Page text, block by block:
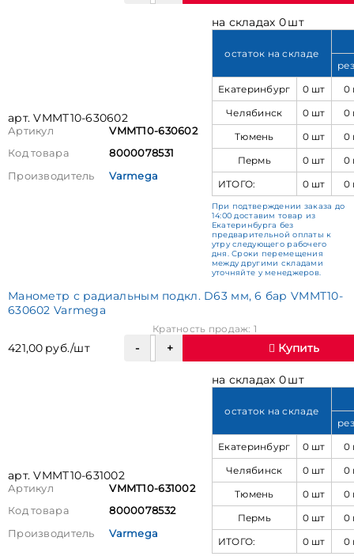
арт. VMMT10-630602
Артикул
VMMT10-630602
Код товара
8000078531
Производитель
Varmega
на складах 0 шт
остаток на складе
Екатеринбург
0 шт
0
Челябинск
0 шт
0
Тюмень
0 шт
0
Пермь
0 шт
0
ИТОГО:
0 шт 0
При подтверждении заказа до
14:00 доставим товар из
Екатеринбурга без
предварительной оплаты к
утру следующего рабочего
дня. Сроки перемещения
между другими складами
уточняйте у менеджеров.
Манометр с радиальным подкл. D63 мм, 6 бар VMMT10-
630602 Varmega
421,00 руб./шт
Кратность продаж: 1
Купить
арт. VMMT10-631002
Артикул
VMMT10-631002
Код товара
8000078532
Производитель
Varmega
на складах 0 шт
остаток на складе
Екатеринбург
0 шт
0
Челябинск
0 шт
0
Тюмень
0 шт
0
Пермь
0 шт
0
ИТОГО:
0 шт 0